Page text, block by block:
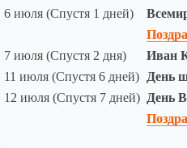
6 июля (Спустя 1 дней)
7 июля (Спустя 2 дня)
Иван
11 июля (Спустя 6 дней)
День
12 июля (Спустя 7 дней)
День